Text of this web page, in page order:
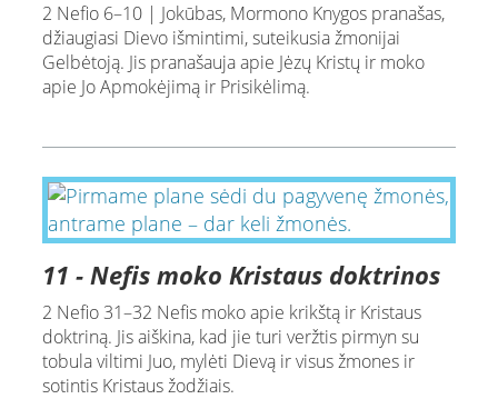
2 Nefio 6–10 | Jokūbas, Mormono Knygos pranašas,
džiaugiasi Dievo išmintimi, suteikusia žmonijai
Gelbėtoją. Jis pranašauja apie Jėzų Kristų ir moko
apie Jo Apmokėjimą ir Prisikėlimą.
11 - Nefis moko Kristaus doktrinos
2 Nefio 31–32 Nefis moko apie krikštą ir Kristaus
doktriną. Jis aiškina, kad jie turi veržtis pirmyn su
tobula viltimi Juo, mylėti Dievą ir visus žmones ir
sotintis Kristaus žodžiais.